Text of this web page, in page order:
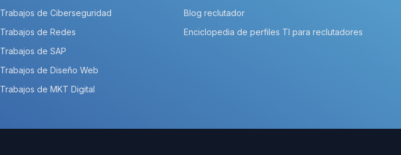
Trabajos de Ciberseguridad
Trabajos de Redes
Trabajos de SAP
Trabajos de Diseño Web
Trabajos de MKT Digital
Blog reclutador
Enciclopedia de perfiles TI para reclutadores